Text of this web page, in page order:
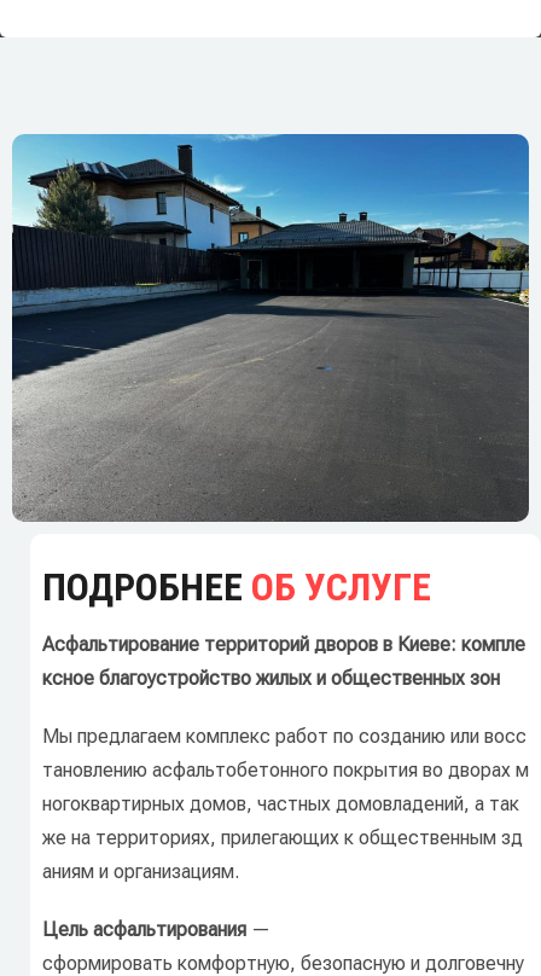
ПОДРОБНЕЕ ОБ УСЛУГЕ
Асфальтирование территорий дворов в Киеве: компле
ксное благоустройствожилыхи общественныхзон
Мы предлагаем комплекс работ по созданию или восс
тановлению асфальтобетонного покрытия во дворах м
ногоквартирных домов, частных домовладений, а так
же на территориях, прилегающих к общественным зд
аниям и организациям.
Цель асфальтирования —
сформировать комфортную, безопасную и долговечну